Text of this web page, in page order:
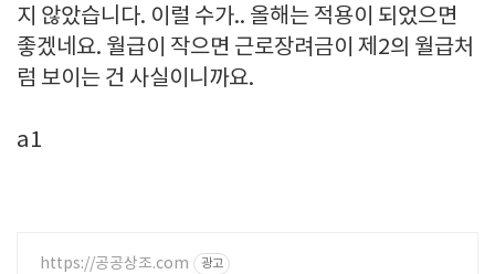
지 않았습니다. 이럴 수가.. 올해는 적용이 되었으면
좋겠네요. 월급이 작으면 근로장려금이 제2의 월급처
럼 보이는 건 사실이니까요.
a1
https://공공상조.com 광고